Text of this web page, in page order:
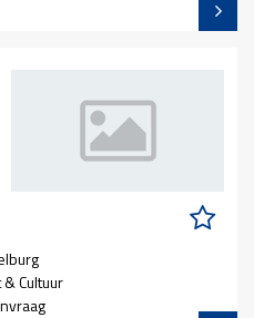
Cultuur